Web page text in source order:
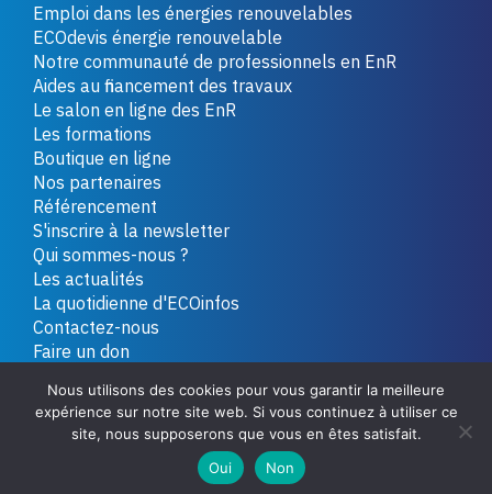
Emploi dans les énergies renouvelables
ECOdevis énergie renouvelable
Notre communauté de professionnels en EnR
Aides au financement des travaux
Le salon en ligne des EnR
Les formations
Boutique en ligne
Nos partenaires
Référencement
S'inscrire à la newsletter
Qui sommes-nous ?
Les actualités
La quotidienne d'ECOinfos
Contactez-nous
Faire un don
Copyright 2026 - Tous droits réservés Plan du site
Politique de confidentialité
Conditions générales de vente
Nous utilisons des cookies pour vous garantir la meilleure
expérience sur notre site web. Si vous continuez à utiliser ce
site, nous supposerons que vous en êtes satisfait.
Oui
Non